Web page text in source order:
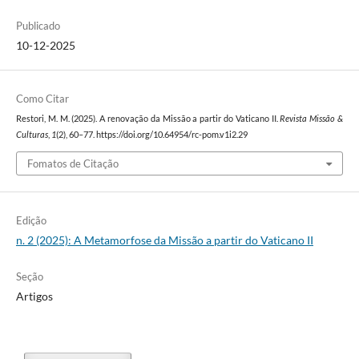
Publicado
10-12-2025
Como Citar
Restori, M. M. (2025). A renovação da Missão a partir do Vaticano II.Revista Missão &
Culturas, 1(2), 60–77. https://doi.org/10.64954/rc-pom.v1i2.29
Fomatos de Citação
Edição
n. 2 (2025): A Metamorfose da Missão a partir do Vaticano II
Seção
Artigos